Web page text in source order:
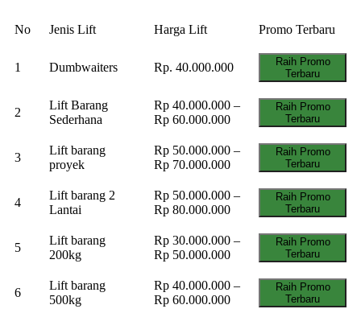
No Jenis Lift Harga Lift Promo Terbaru
1 Dumbwaiters Rp. 40.000.000
Raih Promo
Terbaru
2
Lift Barang
Sederhana
Rp 40.000.000 –
Rp 60.000.000
Raih Promo
Terbaru
3
Lift barang
proyek
Rp 50.000.000 –
Rp 70.000.000
Raih Promo
Terbaru
4
Lift barang 2
Lantai
Rp 50.000.000 –
Rp 80.000.000
Raih Promo
Terbaru
5
Lift barang
200kg
Rp 30.000.000 –
Rp 50.000.000
Raih Promo
Terbaru
6
Lift barang
500kg
Rp 40.000.000 –
Rp 60.000.000
Raih Promo
Terbaru